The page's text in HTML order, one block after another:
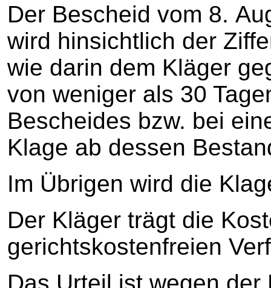
Der Bescheid vom 8.
wird hinsichtlich der
wie darin dem Kläger
von weniger als 30
Bescheides bzw. bei
Klage ab dessen
Im Übrigen wird die
Der Kläger trägt die
gerichtskostenfreien
Das Urteil ist wegen der